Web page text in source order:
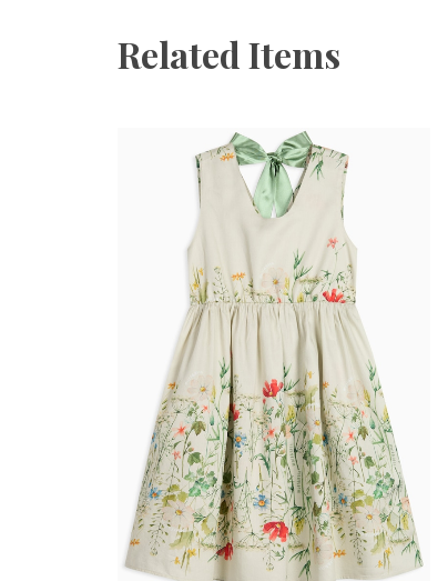
Related Items